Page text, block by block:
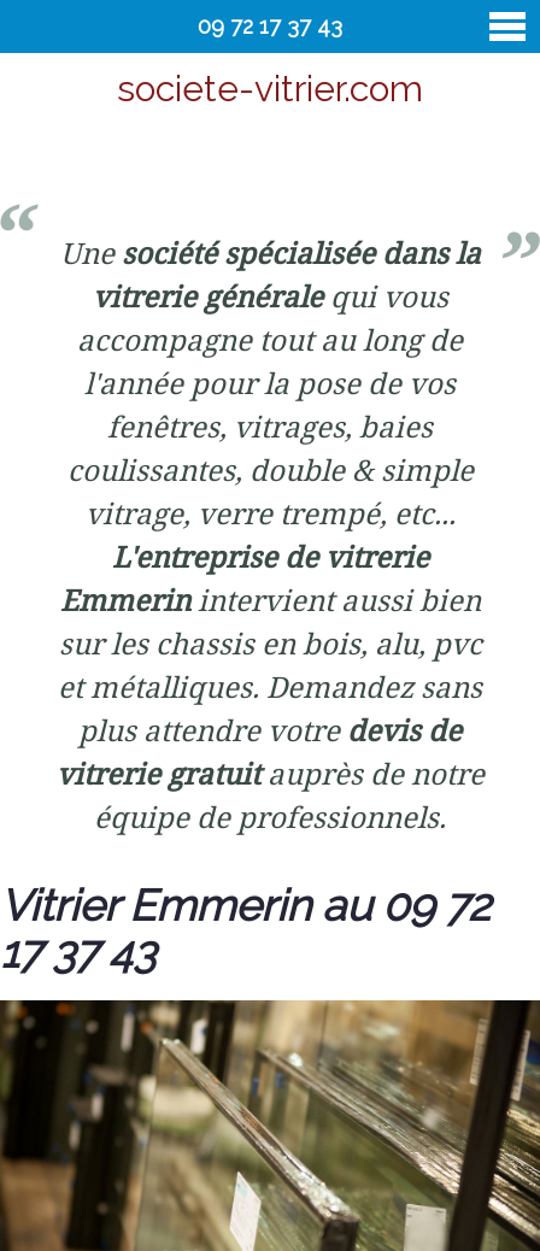
09 72 17 37 43
societe-vitrier.com
Unesociété spécialisée dans la
vitrerie généralequi vous
accompagne tout au long de
l'année pour la pose de vos
fenêtres, vitrages, baies
coulissantes, double & simple
vitrage, verre trempé, etc...
L'entreprise de vitrerie
Emmerinintervient aussi bien
sur les chassis en bois, alu, pvc
et métalliques. Demandez sans
plus attendre votre devis de
vitrerie gratuitauprès de notre
équipe de professionnels.
Vitrier Emmerin au 09 72
17 37 43